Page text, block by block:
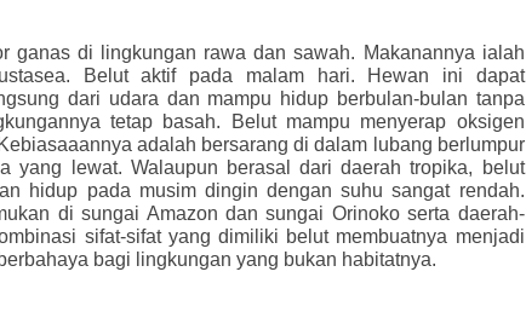
ganas di lingkungan rawa dan sawah. Makanannya ialah
Belut aktif pada malam hari. Hewan ini dapat
dari udara dan mampu hidup berbulan-bulan tanpa
tetap basah. Belut mampu menyerap oksigen
adalah bersarang di dalam lubang berlumpur
yang lewat. Walaupun berasal dari daerah tropika, belut
hidup pada musim dingin dengan suhu sangat rendah.
di sungai Amazon dan sungai Orinoko serta daerah-
sifat-sifat yang dimiliki belut membuatnya menjadi
bagi lingkungan yang bukan habitatnya.